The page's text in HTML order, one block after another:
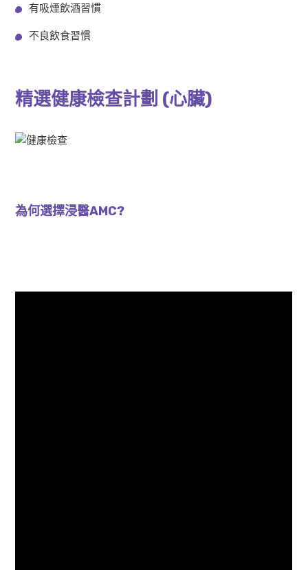
有吸煙飲酒習慣
不良飲食習慣
精選健康檢查計劃 (心臟)
為何選擇浸醫AMC?